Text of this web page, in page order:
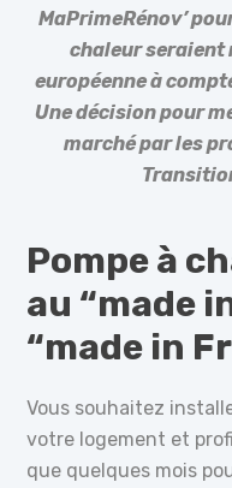
MaPrimeRénov’
chaleur seraient
européenne à
Une décision pour
marché par les
Pompe à
au “made
“made in
Vous souhaitez
votre logement et
que quelques mois